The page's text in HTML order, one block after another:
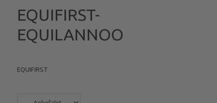
EQUIFIRST-
EQUILANNOO
EQUIFIRST